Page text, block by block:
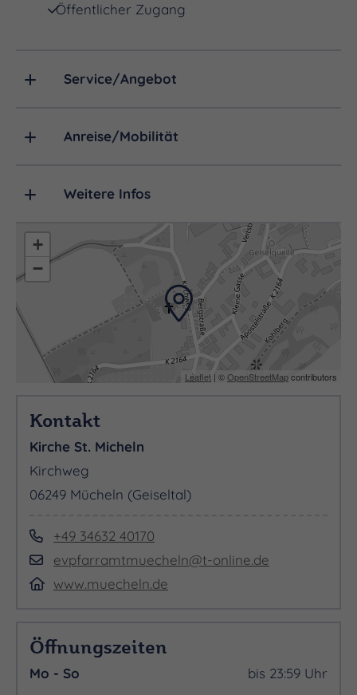
Öffentlicher Zugang
Service/Angebot
Anreise/Mobilität
Weitere Infos
+
−
Leaflet | ©OpenStreetMapcontributors
Kontakt
Kirche St. Micheln
Kirchweg
06249 Mücheln (Geiseltal)
+49 34632 40170
evpfarramtmuecheln@t-online.de
www.muecheln.de
Öffnungszeiten
Mo - So bis 23:59 Uhr